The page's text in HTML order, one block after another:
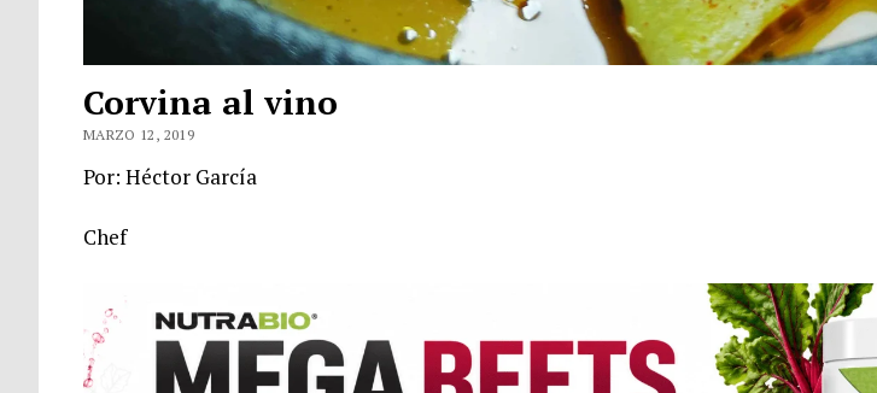
Corvina al vino
MARZO 12, 2019
Por: Héctor García
Chef